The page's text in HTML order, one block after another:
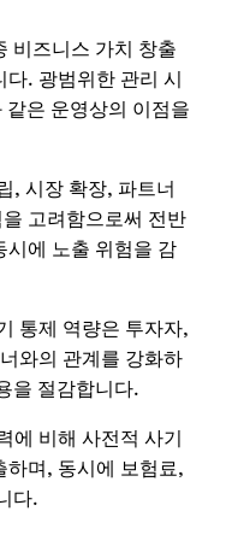
비즈니스 가치 창출
. 광범위한 관리 시
같은 운영상의 이점을
, 시장 확장, 파트너
고려함으로써 전반
시에 노출 위험을 감
통제 역량은 투자자,
와의 관계를 강화하
을 절감합니다.
에 비해 사전적 사기
하며, 동시에 보험료,
다.